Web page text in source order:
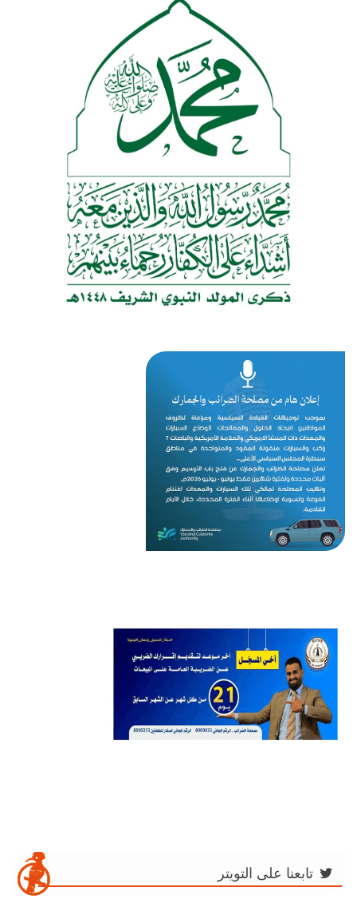
تابعنا على التويتر